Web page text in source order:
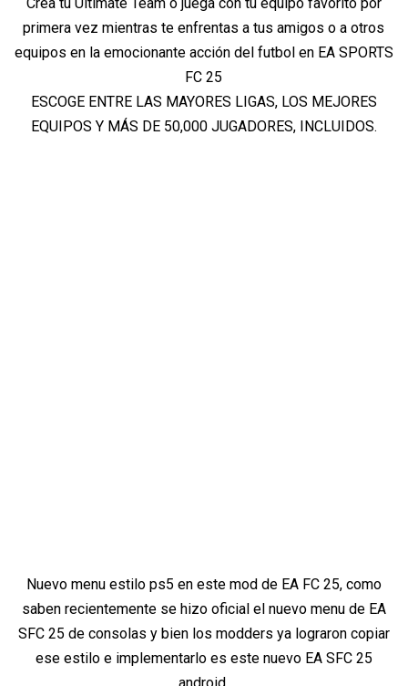
primera vez mientras te enfrentas a tus amigos o a otros
equipos en la emocionante acción del futbol en EA SPORTS
FC 25
ESCOGE ENTRE LAS MAYORES LIGAS, LOS MEJORES
EQUIPOS Y MÁS DE 50,000 JUGADORES, INCLUIDOS.
Nuevo menu estilo ps5 en este mod de EA FC 25, como
saben recientemente se hizo oficial el nuevo menu de EA
SFC 25 de consolas y bien los modders ya lograron copiar
ese estilo e implementarlo es este nuevo EA SFC 25